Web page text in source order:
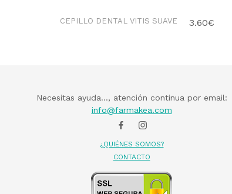
CEPILLO DENTAL VITIS SUAVE 3.60€
Necesitas ayuda..., atención continua por email:
info@farmakea.com
¿QUIÉNES SOMOS?
CONTACTO